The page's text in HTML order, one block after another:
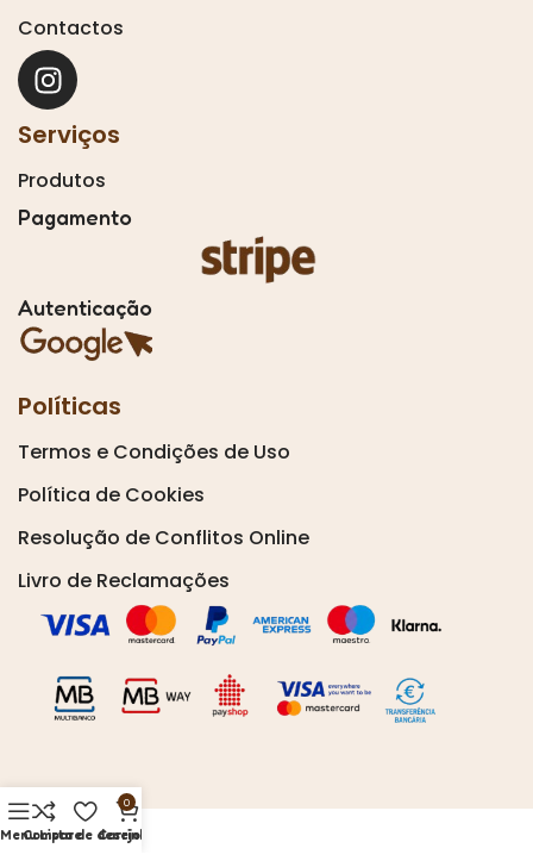
Contactos
Serviços
Produtos
Pagamento
Autenticação
Políticas
Termos e Condições de Uso
Política de Cookies
Resolução de Conflitos Online
Livro de Reclamações
MenuCompare
Lista de desejos
0
Carrinho